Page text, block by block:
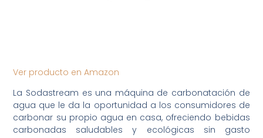
Ver producto en Amazon
La Sodastream es una máquina de carbonatación de
agua que le da la oportunidad a los consumidores de
carbonar su propio agua en casa, ofreciendo bebidas
carbonadas saludables y ecológicas sin gasto